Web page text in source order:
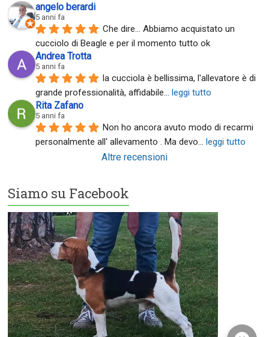
angelo berardi
5 anni fa
Che dire... Abbiamo acquistato un
cucciolo di Beagle e per il momento tutto ok
Andrea Trotta
5 anni fa
la cucciola è bellissima, l'allevatore è di
grande professionalità, affidabile... leggi tutto
Rita Zafano
5 anni fa
Non ho ancora avuto modo di recarmi
personalmente all' allevamento . Ma devo... leggi tutto
Altre recensioni
Siamo su Facebook